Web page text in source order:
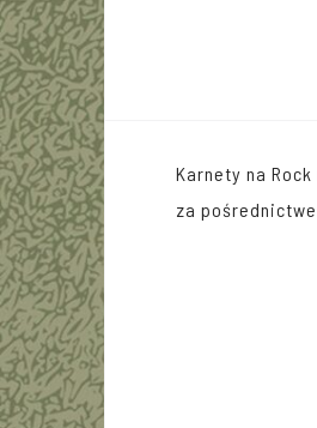
Nawigacja
wpisu
Karnety na
za